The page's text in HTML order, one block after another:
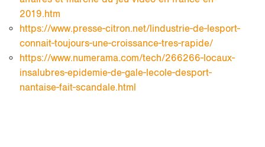
2019.htm
https://www.presse-citron.net/lindustrie-de-lesport-
connait-toujours-une-croissance-tres-rapide/
https://www.numerama.com/tech/266266-locaux-
insalubres-epidemie-de-gale-lecole-desport-
nantaise-fait-scandale.html